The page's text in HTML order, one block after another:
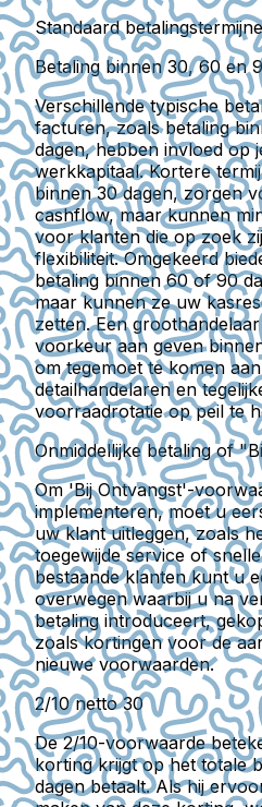
Standaard
Betaling binnen 30, 60 en
Verschillende typische
facturen, zoals betaling
dagen, hebben invloed op
werkkapitaal. Kortere
binnen 30 dagen, zorgen
cashflow, maar kunnen
voor klanten die op zoek
flexibiliteit. Omgekeerd
betaling binnen 60 of 90
maar kunnen ze uw
zetten. Een
voorkeur aan geven
om tegemoet te komen
detailhandelaren en
voorraadrotatie op peil te
Onmiddellijke betaling of
Om 'Bij Ontvangst'-
implementeren, moet u
uw klant uitleggen, zoals
toegewijde service of
bestaande klanten kunt u
overwegen waarbij u na
betaling introduceert,
zoals kortingen voor de
nieuwe voorwaarden.
2/10 netto 30
De 2/10-voorwaarde
korting krijgt op het totale
dagen betaalt. Als hij